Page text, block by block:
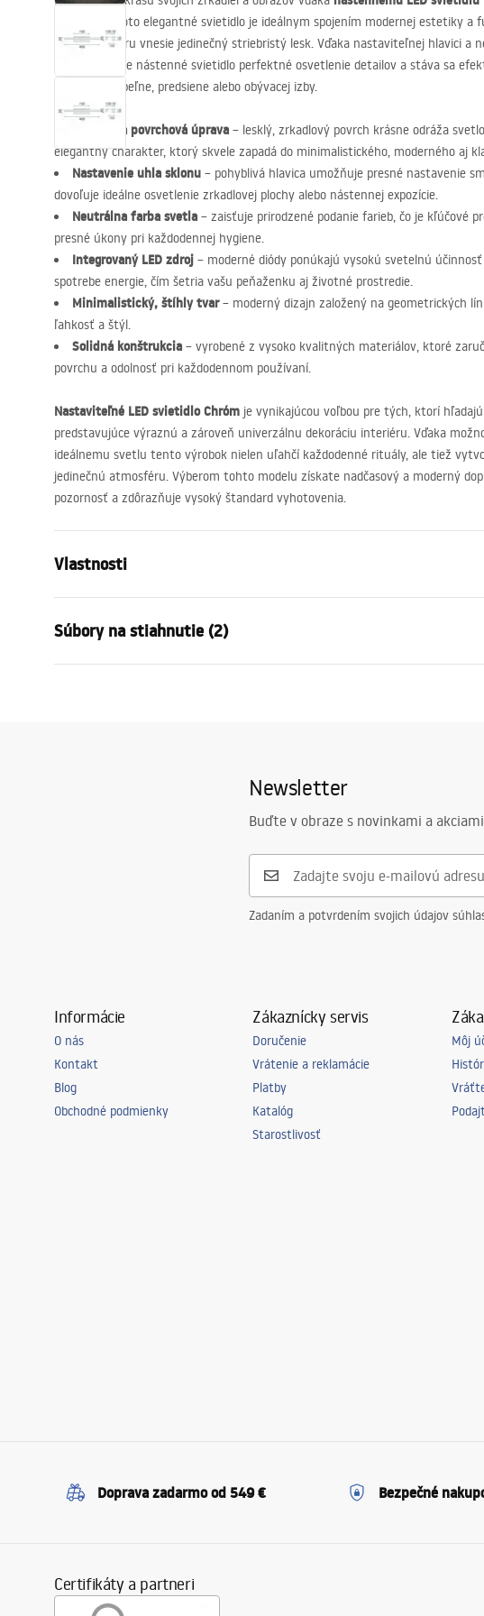
. Toto elegantné svietidlo je ideálnym spojením modernej estetiky a
vášho interiéru vnesie jedinečný striebristý lesk. Vďaka nastaviteľnej hlavici a
svetla zaisťuje nástenné svietidlo perfektné osvetlenie detailov a stáva sa
modernej kúpeľne, predsiene alebo obývacej izby.
Chrómová povrchová úprava – lesklý, zrkadlový povrch krásne odráža
elegantný charakter, ktorý skvele zapadá do minimalistického, moderného aj
Nastavenie uhla sklonu – pohyblivá hlavica umožňuje presné nastavenie
dovoľuje ideálne osvetlenie zrkadlovej plochy alebo nástennej expozície.
Neutrálna farba svetla – zaisťuje prirodzené podanie farieb, čo je kľúčové
presné úkony pri každodennej hygiene.
Integrovaný LED zdroj – moderné diódy ponúkajú vysokú svetelnú
spotrebe energie, čím šetria vašu peňaženku aj životné prostredie.
Minimalistický, štíhly tvar– moderný dizajn založený na geometrických
ľahkosť a štýl.
Solidná konštrukcia – vyrobené z vysoko kvalitných materiálov, ktoré
povrchu a odolnosť pri každodennom používaní.
Nastaviteľné LED svietidlo Chróm je vynikajúcou voľbou pre tých, ktorí
predstavujúce výraznú a zároveň univerzálnu dekoráciu interiéru. Vďaka
ideálnemu svetlu tento výrobok nielen uľahčí každodenné rituály, ale tiež
jedinečnú atmosféru. Výberom tohto modelu získate nadčasový a moderný
pozornosť a zdôrazňuje vysoký štandard vyhotovenia.
Vlastnosti
Typ žiarovky
Dĺžka
400mm
aluminium, tworzywo
0 - 500 lm
integrovaný LED zdroj
Integrovaný LED zdroj
Energetická trieda
G
Trieda tesnosti
Miestnosť
biuro, jadalnia, korytarz/
dziecięcy, salon, sypialnia,
Napájanie
Súbory na stiahnutie (2)
Newsletter
Buďte v obraze s novinkami a
Zadaním a potvrdením svojich údajov
Informácie
O nás
Kontakt
Blog
Obchodné podmienky
Zákaznícky servis
Doručenie
Vrátenie a reklamácie
Platby
Katalóg
Starostlivosť
Môj
Doprava zadarmo od 549 € Bezpečné
Certifikáty a partneri